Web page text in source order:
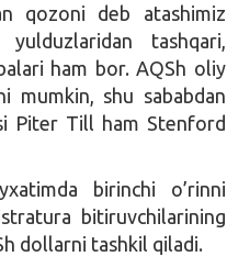
qozoni deb atashimiz
tashqari,
ham bor. AQSh oliy
mumkin, shu sababdan
Piter Till ham Stenford
birinchi o’rinni
bitiruvchilarining
dollarni tashkil qiladi.